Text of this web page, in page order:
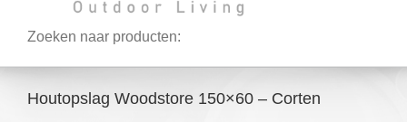
Zoeken naar producten:
Houtopslag Woodstore 150×60 – Corten